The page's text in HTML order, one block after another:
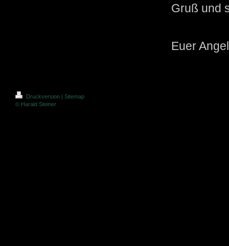
Gruß und
Euer
Druckversion | Sitemap
© Harald Steiner